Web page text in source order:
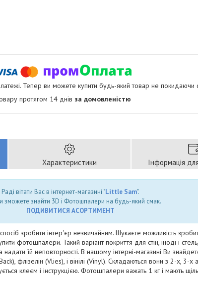
Тепер ви можете купити будь-який товар не покидаючи
протягом 14 днів за домовленістю
Характеристики Інформація
Раді вітати Вас в інтернет-магазині "Little Sam".
зможете знайти 3D і Фотошпалери на будь-який смак.
ПОДИВИТИСЯ АСОРТИМЕНТ
зробити інтер'єр незвичайним. Шукаєте можливість
фотошпалери. Такий варіант покриття для стін, іноді і
надати їй неповторності. В нашому інтерні-магазині Ви
флізелін (Vlies), і вінілі (Vinyl). Складаються вони з 2-х, 3-х
клеєм і інструкцією. Фотошпалери важать 1 кг і мають